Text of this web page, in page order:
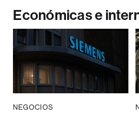
Económicas e
NEGOCIOS